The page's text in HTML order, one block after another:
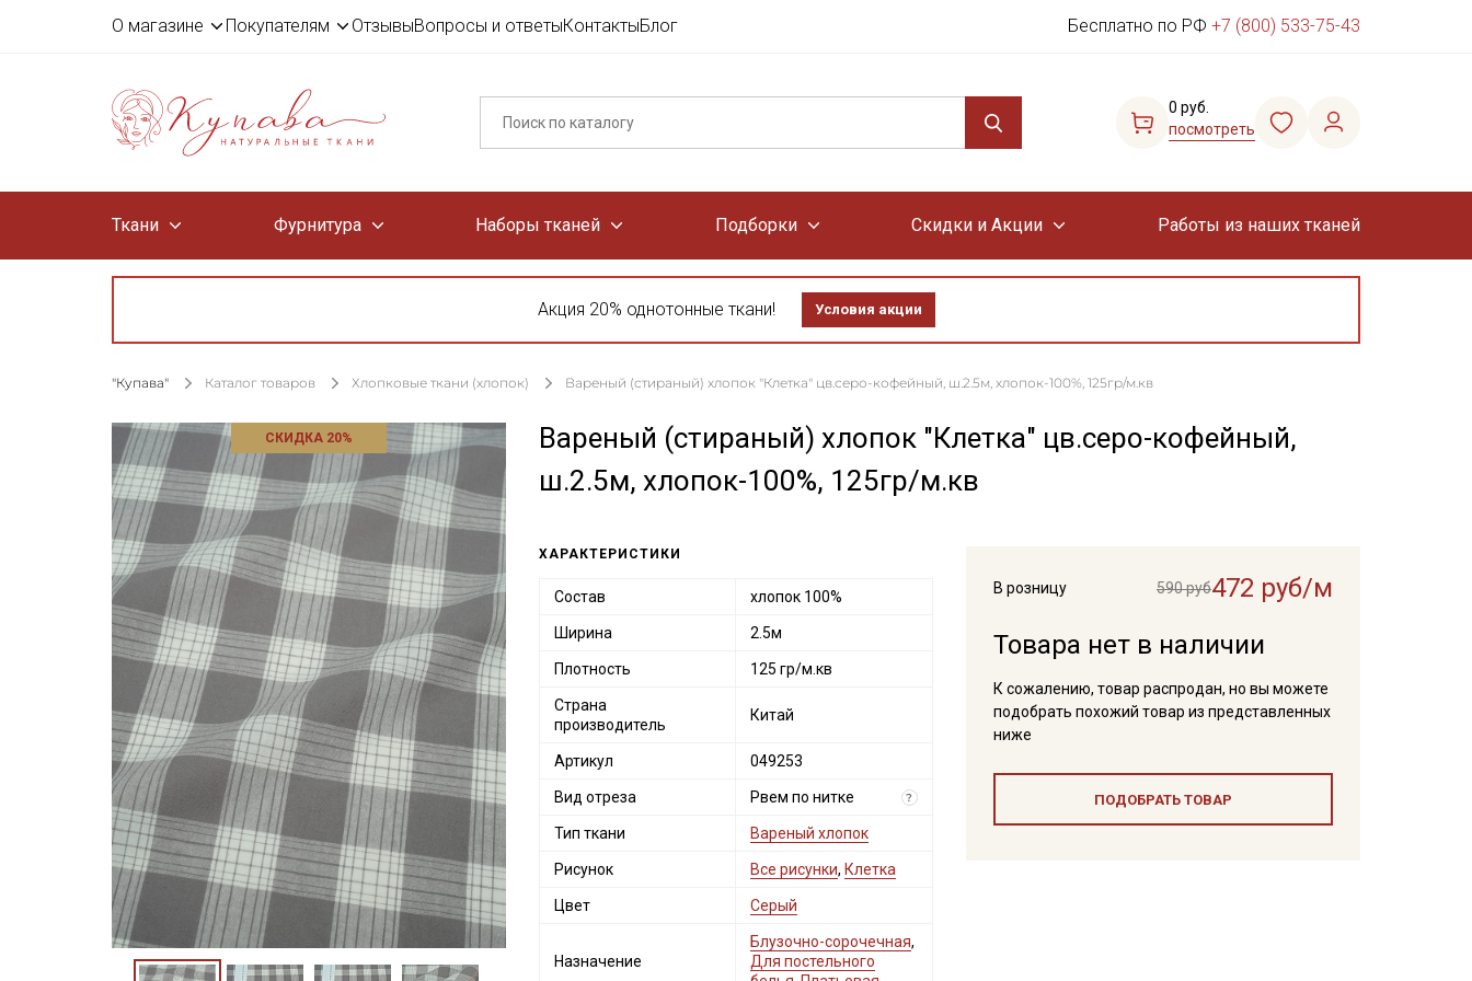
О магазине Покупателям ОтзывыВопросы и ответыКонтактыБлог Бесплатно по РФ +7 (800) 533-75-43
0 руб.
посмотреть
Ткани Фурнитура Наборы тканей Подборки Скидки и Акции Работы из наших тканей
Акция 20% однотонные ткани! Условия акции
"Купава" Каталог товаров Хлопковые ткани (хлопок) Вареный (стираный) хлопок "Клетка" цв.серо-кофейный, ш.2.5м, хлопок-100%, 125гр/м.кв
СКИДКА 20%
Вареный (стираный) хлопок "Клетка" цв.серо-кофейный,
ш.2.5м, хлопок-100%, 125гр/м.кв
В розницу 590 руб472 руб/м
Товара нет в наличии
К сожалению, товар распродан, но вы можете
подобрать похожий товар из представленных
ниже
ПОДОБРАТЬ ТОВАР
ХАРАКТЕРИСТИКИ
Состав хлопок 100%
Ширина 2.5м
Плотность 125 гр/м.кв
Страна
производитель
Китай
Артикул 049253
Вид отреза Рвем по нитке ?
Тип ткани Вареный хлопок
Рисунок Все рисунки, Клетка
Цвет Серый
Назначение
Блузочно-сорочечная,
Для постельного